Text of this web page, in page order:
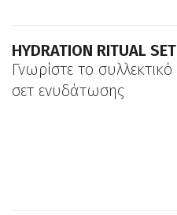
HYDRATION RITUAL SET
Γνωρίστε το συλλεκτικό
σετ ενυδάτωσης